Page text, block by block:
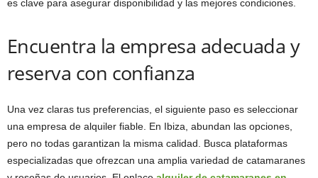
es clave para asegurar disponibilidad y las mejores condiciones.
Encuentra la empresa adecuada y
reserva con confianza
Una vez claras tus preferencias, el siguiente paso es seleccionar
una empresa de alquiler fiable. En Ibiza, abundan las opciones,
pero no todas garantizan la misma calidad. Busca plataformas
especializadas que ofrezcan una amplia variedad de catamaranes